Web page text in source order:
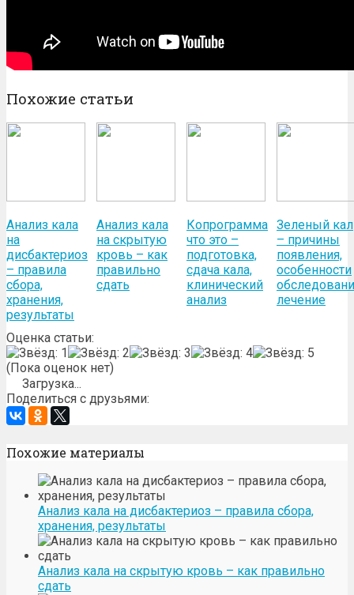
Похожие статьи
Анализ кала
на
дисбактериоз
– правила
сбора,
хранения,
результаты
Анализ кала
на скрытую
кровь – как
правильно
сдать
Копрограмма
что это –
подготовка,
сдача кала,
клинический
анализ
Зеленый кал
– причины
появления,
особенности
лечение
Оценка статьи:
(Пока оценок нет)
Загрузка...
Поделиться с друзьями:
Похожие материалы
Анализ кала на дисбактериоз – правила сбора,
хранения, результаты
Анализ кала на скрытую кровь – как правильно
сдать